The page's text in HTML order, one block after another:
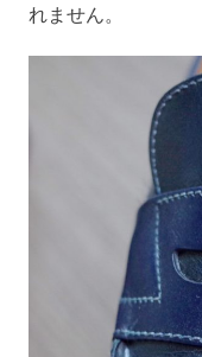
れません。